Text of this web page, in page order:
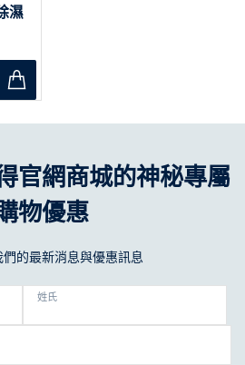
濕
官網商城的神秘專屬
物優惠
們的最新消息與優惠訊息
姓氏